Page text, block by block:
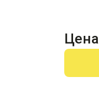
Цена